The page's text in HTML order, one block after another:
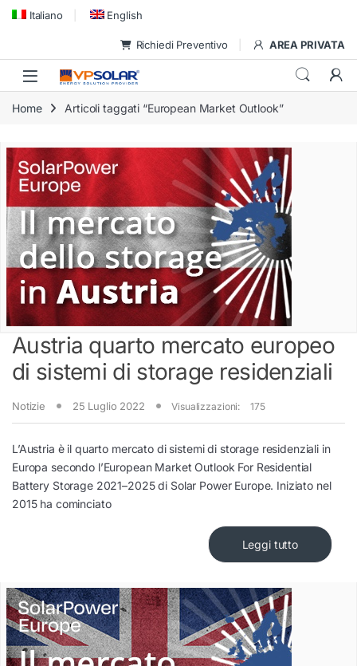
Skip to navigation
Skip to content
Italiano English
Richiedi Preventivo AREA PRIVATA
Home Articoli taggati “European Market Outlook”
Austria quarto mercato europeo
di sistemi di storage residenziali
Notizie 25 Luglio 2022 Visualizzazioni: 175
L’Austria è il quarto mercato di sistemi di storage residenziali in
Europa secondo l’European Market Outlook For Residential
Battery Storage 2021–2025 di Solar Power Europe. Iniziato nel
2015 ha cominciato
Leggi tutto